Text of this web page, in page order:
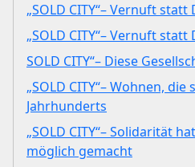
„SOLD CITY“– Vernuft
„SOLD CITY“– Vernuft
SOLD CITY“– Diese
„SOLD CITY“– Wohnen,
Jahrhunderts
„SOLD CITY“– Solidarität
möglich gemacht